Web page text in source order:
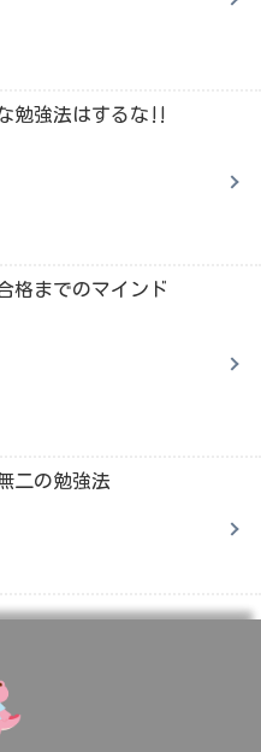
勉強法はするな‼
格までのマインド
二の勉強法